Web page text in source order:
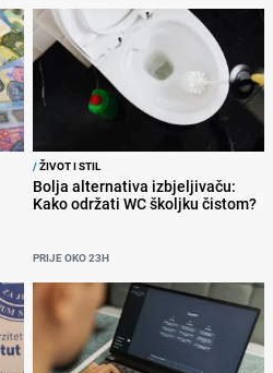
/ŽIVOT I STIL
Bolja alternativa izbjeljivaču:
Kako održati WC školjku čistom?
PRIJE OKO 23H